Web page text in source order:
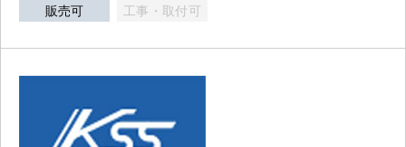
販売可 工事・取付可